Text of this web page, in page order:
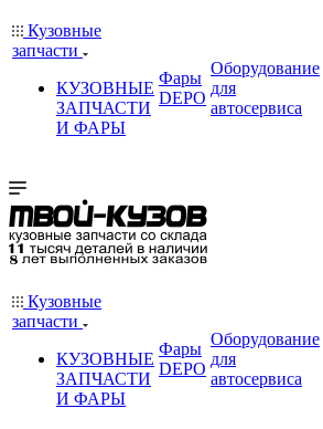
Кузовные
запчасти
КУЗОВНЫЕ
ЗАПЧАСТИ
И ФАРЫ
Фары
DEPO
Оборудование
для
автосервиса
Кузовные
запчасти
КУЗОВНЫЕ
ЗАПЧАСТИ
И ФАРЫ
Фары
DEPO
Оборудование
для
автосервиса